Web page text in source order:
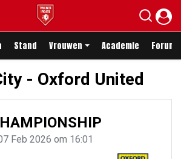
Stand Vrouwen Academie Forum
- Oxford United
Feb 2026 om 16:01